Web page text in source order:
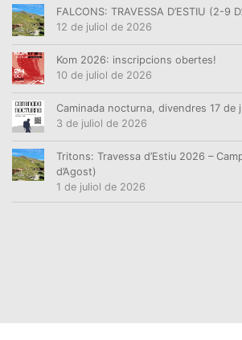
FALCONS: TRAVESSA D’ESTIU (2-9
12 de juliol de 2026
Kom 2026: inscripcions obertes!
10 de juliol de 2026
Caminada nocturna, divendres 17 de
3 de juliol de 2026
Tritons: Travessa d’Estiu 2026 –
d’Agost)
1 de juliol de 2026